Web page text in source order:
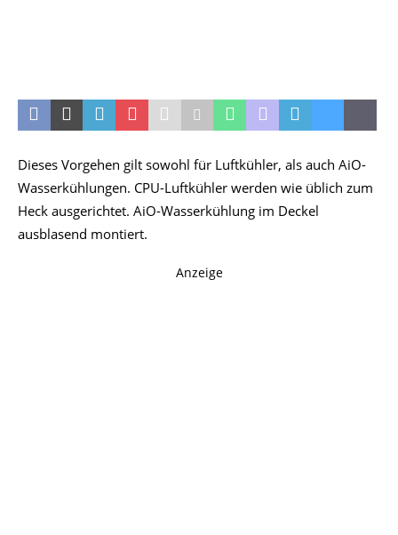
Dieses Vorgehen gilt sowohl für Luftkühler, als auch AiO-
Wasserkühlungen. CPU-Luftkühler werden wie üblich zum
Heck ausgerichtet. AiO-Wasserkühlung im Deckel
ausblasend montiert.
Anzeige